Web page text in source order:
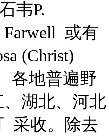
韦P.
Farwell 或有
(Christ)
各地普遍野
湖北、河北
采收。除去